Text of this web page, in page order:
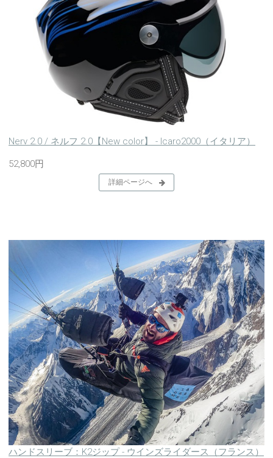
Nerv 2.0 / ネルフ 2.0【New color】 - Icaro2000（イタリア）
52,800円
詳細ページへ
ハンドスリーブ：K2ジップ - ウインズライダース（フランス）